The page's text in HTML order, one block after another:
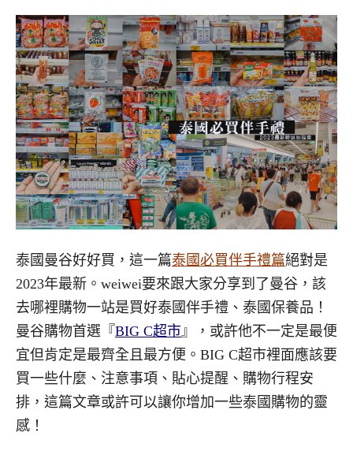
泰國曼谷好好買，這一篇泰國必買伴手禮篇絕對是
2023年最新。 weiwei要來跟大家分享到了曼谷，該
去哪裡購物一站是買好泰國伴手禮、泰國保養品！
曼谷購物首選『 BIG C超市』
，或許他不一定是最便
宜但肯定是最齊全且最方便。 BIG C超市裡面應該要
買一些什麼、注意事項、貼心提醒、購物行程安
排，這篇文章或許可以讓你增加一些泰國購物的靈
感！